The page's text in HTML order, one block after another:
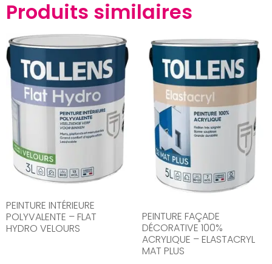
Produits similaires
PEINTURE INTÉRIEURE
POLYVALENTE – FLAT
HYDRO VELOURS
PEINTURE FAÇADE
DÉCORATIVE 100%
ACRYLIQUE – ELASTACRYL
MAT PLUS